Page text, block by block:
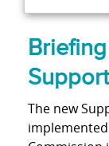
The new